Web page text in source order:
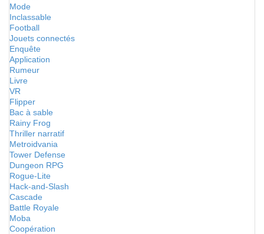
Mode
Inclassable
Football
Jouets connectés
Enquête
Application
Rumeur
Livre
VR
Flipper
Bac à sable
Rainy Frog
Thriller narratif
Metroidvania
Tower Defense
Dungeon RPG
Rogue-Lite
Hack-and-Slash
Cascade
Battle Royale
Moba
Coopération